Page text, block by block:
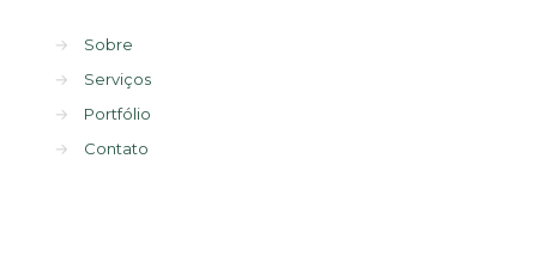
→
Sobre
→
Serviços
→
Portfólio
→
Contato